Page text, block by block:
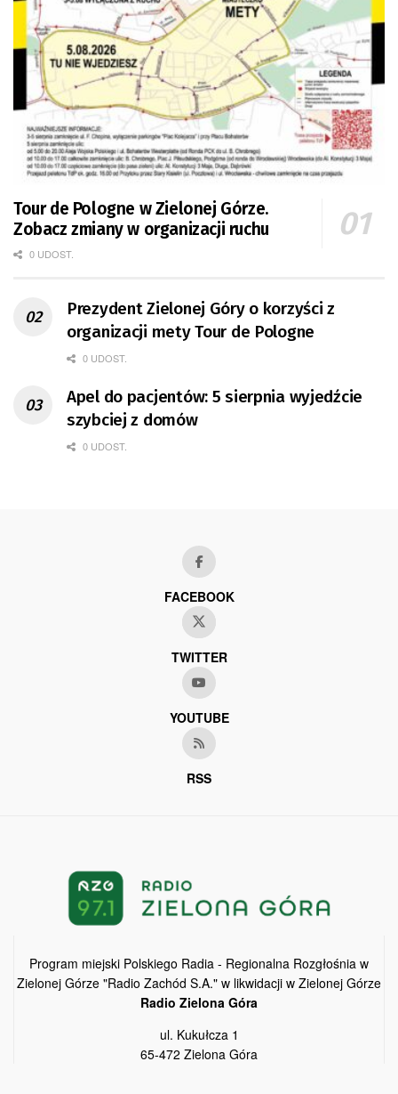
Tour de Pologne w Zielonej Górze.
Zobacz zmiany w organizacji ruchu
0 UDOST.
Prezydent Zielonej Góry o korzyści z
organizacji mety Tour de Pologne
0 UDOST.
Apel do pacjentów: 5 sierpnia wyjedźcie
szybciej z domów
0 UDOST.
FACEBOOK
TWITTER
YOUTUBE
RSS
Program miejski Polskiego Radia - Regionalna Rozgłośnia w
Zielonej Górze "Radio Zachód S.A." w likwidacji w Zielonej Górze
Radio Zielona Góra
ul. Kukułcza 1
65-472 Zielona Góra